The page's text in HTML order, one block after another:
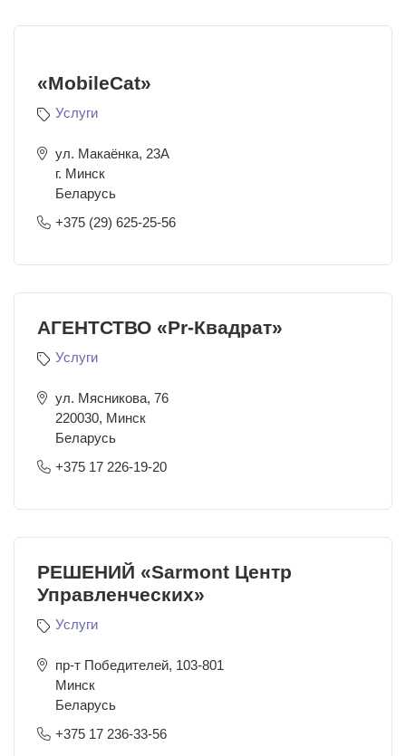
«MobileCat»
Услуги
ул. Макаёнка, 23А
г. Минск
Беларусь
+375 (29) 625-25-56
АГЕНТСТВО «Pr-Квадрат»
Услуги
ул. Мясникова, 76
220030, Минск
Беларусь
+375 17 226-19-20
РЕШЕНИЙ «Sarmont Центр
Управленческих»
Услуги
пр-т Победителей, 103-801
Минск
Беларусь
+375 17 236-33-56